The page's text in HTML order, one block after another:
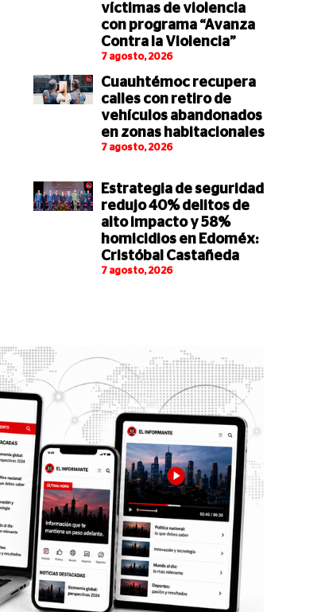
víctimas de violencia
con programa “Avanza
Contra la Violencia”
7 agosto, 2026
Cuauhtémoc recupera
calles con retiro de
vehículos abandonados
en zonas habitacionales
7 agosto, 2026
Estrategia de seguridad
redujo 40% delitos de
alto impacto y 58%
homicidios en Edoméx:
Cristóbal Castañeda
7 agosto, 2026